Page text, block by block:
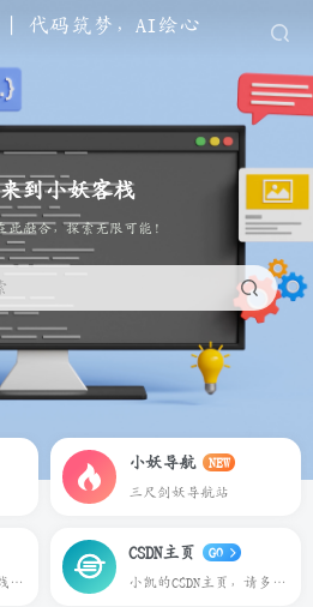
到小妖客栈
筑梦，AI绘心
小妖导航 NEW
三尺剑妖导航站
学术、知识库文章在线预览下载
CSDN主页 GO
小凯的CSDN主页，请多多关照